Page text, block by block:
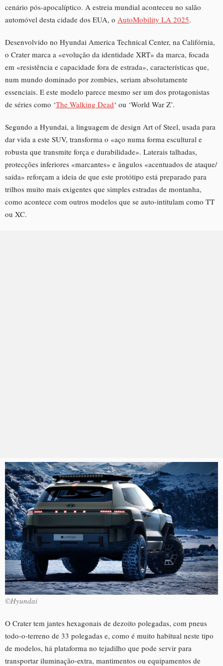
cenário pós-apocalíptico. A estreia mundial aconteceu no salão
automóvel desta cidade dos EUA, o AutoMobility LA 2025.
Desenvolvido no Hyundai America Technical Center, na Califórnia,
o Crater marca a «evolução da identidade XRT» da marca, focada
em «resistência e capacidade fora de estrada», características que,
num mundo dominado por zombies, seriam absolutamente
essenciais. E este modelo parece mesmo ser um dos protagonistas
de séries como ‘The Walking Dead‘ ou ‘World War Z’.
Segundo a Hyundai, a linguagem de design Art of Steel, usada para
dar vida a este SUV, transforma o «aço numa forma escultural e
robusta que transmite força e durabilidade». Laterais talhadas,
protecções inferiores «marcantes» e ângulos «acentuados de ataque/
saída» reforçam a ideia de que este protótipo está preparado para
trilhos muito mais exigentes que simples estradas de montanha,
como acontece com outros modelos que se auto-intitulam como TT
ou XC.
©Hyundai
O Crater tem jantes hexagonais de dezoito polegadas, com pneus
todo-o-terreno de 33 polegadas e, como é muito habitual neste tipo
de modelos, há plataforma no tejadilho que pode servir para
transportar iluminação-extra, mantimentos ou equipamentos de